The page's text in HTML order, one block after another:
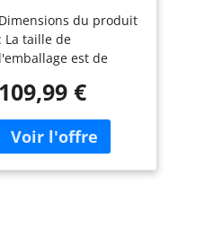
telescopique,
Escamotable en
Aluminium,Echelle
plianteConvient
aux Camping-Cars,
extérieurs et
Charge
150
Dimensions du produit
: La taille de
l'emballage est de
peut s'étendre jusqu'à
supporter un poids
jusqu'à 150 kg.
d'aluminium
109,99 €